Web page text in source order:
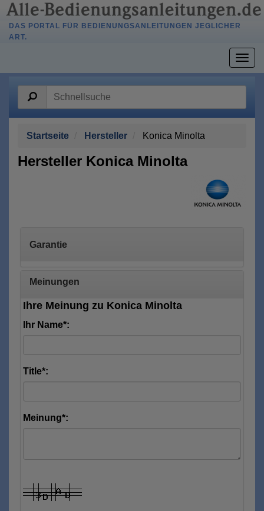
DAS PORTAL FÜR BEDIENUNGSANLEITUNGEN JEGLICHER
ART.
Startseite Hersteller Konica Minolta
Hersteller Konica Minolta
Garantie
Meinungen
Ihre Meinung zu Konica Minolta
Ihr Name*:
Title*:
Meinung*: